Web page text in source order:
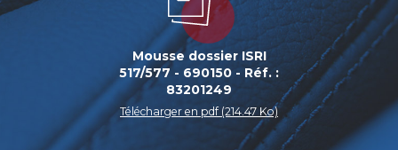
Mousse dossier ISRI
517/577 - 690150 - Réf. :
83201249
Télécharger en pdf (214.47 Ko)